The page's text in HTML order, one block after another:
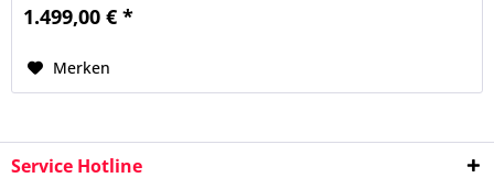
1.499,00 € *
Merken
Service Hotline